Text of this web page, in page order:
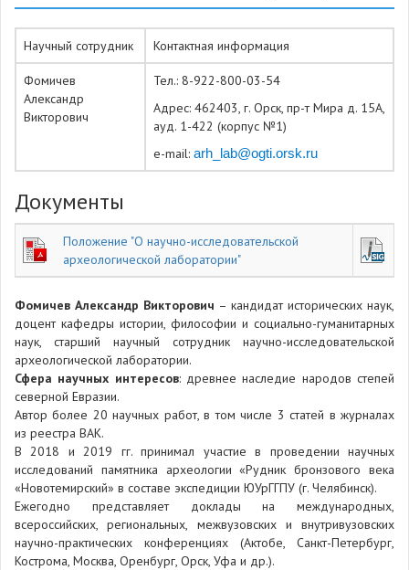
Научный сотрудник Контактная информация
Фомичев
Александр
Викторович
Тел.: 8-922-800-03-54
Адрес: 462403, г. Орск, пр-т Мира д. 15А,
ауд. 1-422 (корпус №1)
e-mail: arh_lab@ogti.orsk.ru
Документы
Положение "О научно-исследовательской
археологической лаборатории"
Фомичев Александр Викторович – кандидат исторических наук,
доцент кафедры истории, философии и социально-гуманитарных
наук, старший научный сотрудник научно-исследовательской
археологической лаборатории.
Сфера научных интересов: древнее наследие народов степей
северной Евразии.
Автор более 20 научных работ, в том числе 3 статей в журналах
из реестра ВАК.
В 2018 и 2019 гг. принимал участие в проведении научных
исследований памятника археологии «Рудник бронзового века
«Новотемирский» в составе экспедиции ЮУрГГПУ (г. Челябинск).
Ежегодно представляет доклады на международных,
всероссийских, региональных, межвузовских и внутривузовских
научно-практических конференциях (Актобе, Санкт-Петербург,
Кострома, Москва, Оренбург, Орск, Уфа и др.).